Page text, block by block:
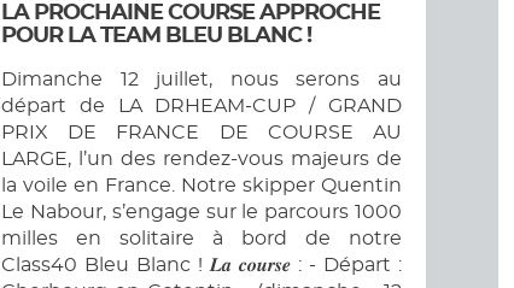
LA PROCHAINE COURSE APPROCHE
POUR LA TEAM BLEU BLANC !
Dimanche 12 juillet, nous serons au
départ de LA DRHEAM-CUP / GRAND
PRIX DE FRANCE DE COURSE AU
LARGE, l’un des rendez-vous majeurs de
la voile en France. Notre skipper Quentin
Le Nabour, s’engage sur le parcours 1000
milles en solitaire à bord de notre
Class40 Bleu Blanc ! 𝑳𝒂 𝒄𝒐𝒖𝒓𝒔𝒆 : - Départ :